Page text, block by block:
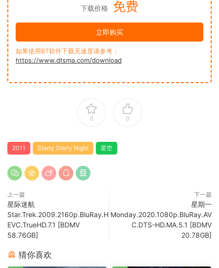
下载价格 免费
立即购买
如果使用BT软件下载无速度请参考：
https://www.dtsma.com/download
0 0
2011 Starry Starry Night 星空
上一篇
星际迷航
Star.Trek.2009.2160p.BluRay.H
EVC.TrueHD.7.1 [BDMV
58.76GB]
下一篇
星期一
Monday.2020.1080p.BluRay.AV
C.DTS-HD.MA.5.1 [BDMV
20.78GB]
猜你喜欢